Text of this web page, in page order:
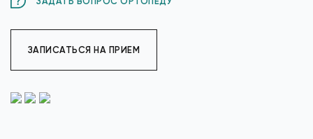
ЗАПИСАТЬСЯ НА ПРИЕМ